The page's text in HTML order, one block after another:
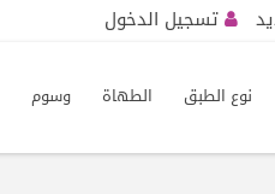
تسجيل الدخول
نوع الطبق الطهاة وسوم